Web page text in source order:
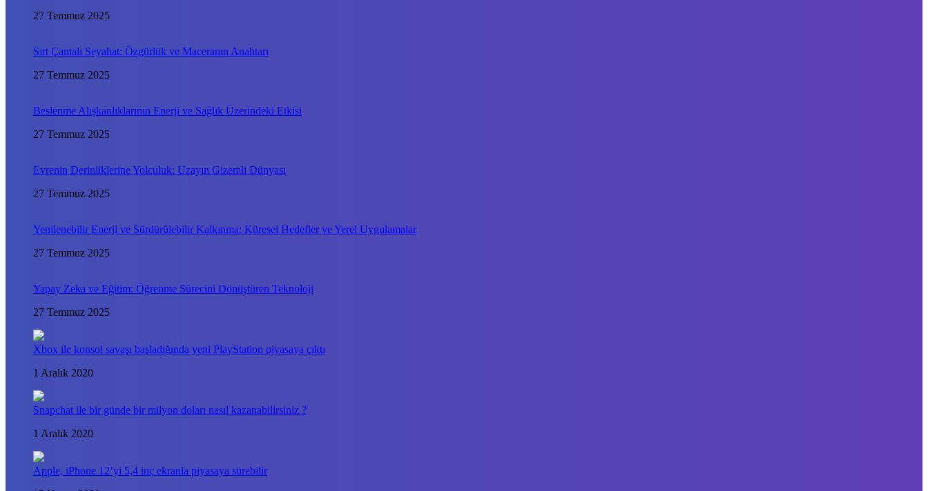
27 Temmuz 2025
Sırt Çantalı Seyahat: Özgürlük ve Maceranın Anahtarı
27 Temmuz 2025
Beslenme Alışkanlıklarının Enerji ve Sağlık Üzerindeki Etkisi
27 Temmuz 2025
Evrenin Derinliklerine Yolculuk: Uzayın Gizemli Dünyası
27 Temmuz 2025
Yenilenebilir Enerji ve Sürdürülebilir Kalkınma: Küresel Hedefler ve Yerel Uygulamalar
27 Temmuz 2025
Yapay Zeka ve Eğitim: Öğrenme Sürecini Dönüştüren Teknoloji
27 Temmuz 2025
Xbox ile konsol savaşı başladığında yeni PlayStation piyasaya çıktı
1 Aralık 2020
Snapchat ile bir günde bir milyon doları nasıl kazanabilirsiniz ?
1 Aralık 2020
Apple, iPhone 12’yi 5,4 inç ekranla piyasaya sürebilir